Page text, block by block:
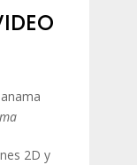
2D y